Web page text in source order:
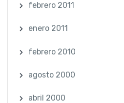
febrero 2011
enero 2011
febrero 2010
agosto 2000
abril 2000